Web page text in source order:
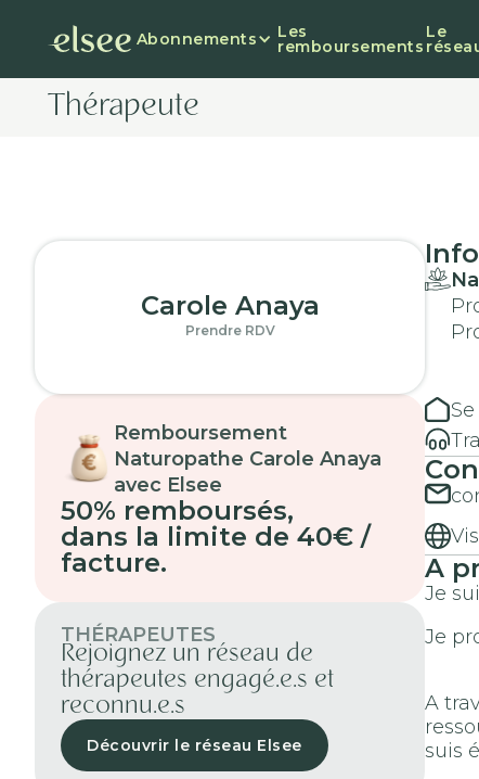
Abonnements Les
remboursements
Le
Thérapeute
Carole Anaya
Prendre RDV
Remboursement
Naturopathe Carole Anaya
avec Elsee
50% remboursés,
dans la limite de 40€ /
facture.
THÉRAPEUTES
Rejoignez un réseau de
thérapeutes engagé.e.s et
reconnu.e.s
Découvrir le réseau Elsee
A
Je
Je
A
suis